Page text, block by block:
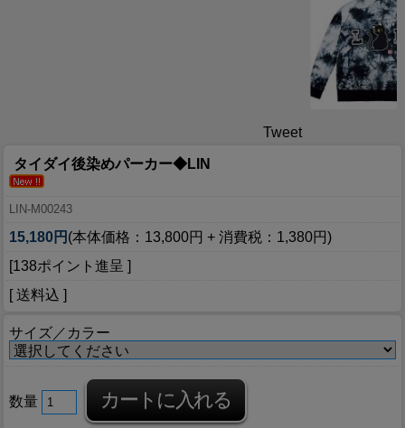
Tweet
タイダイ後染めパーカー◆LIN
LIN-M00243
15,180円 (本体価格：13,800円 + 消費税：1,380円)
[138ポイント進呈 ]
[ 送料込 ]
サイズ／カラー
数量